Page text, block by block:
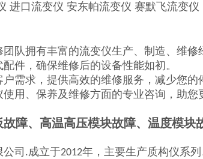
进口流变仪 安东帕流变仪 赛默飞流变
队拥有丰富的流变仪生产、制造、维修
件，确保维修后的设备性能如初。
需求，提供高效的维修服务，减少您的
用、保养及维修方面的专业咨询，助您
障、高温高压模块故障、温度模块
司 .成立于2012年，主要生产质构仪系